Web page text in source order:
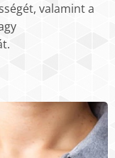
valamint a